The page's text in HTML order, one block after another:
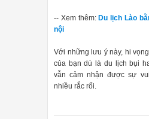
-- Xem thêm: Du lịch Lào
nội
Với những lưu ý này, hi
của bạn dù là du lịch bụi
vẫn cảm nhận được sự
nhiều rắc rối.